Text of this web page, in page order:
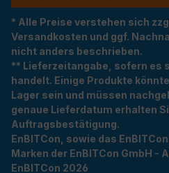
* Alle Preise verstehen sich
Versandkosten und ggf.
nicht anders beschrieben.
** Lieferzeitangabe, sofern es
handelt. Einige Produkte
Lager sein und müssen
genaue Lieferdatum erhalten
Auftragsbestätigung.
EnBITCon, sowie das
Marken der EnBITCon GmbH -
EnBITCon 2026